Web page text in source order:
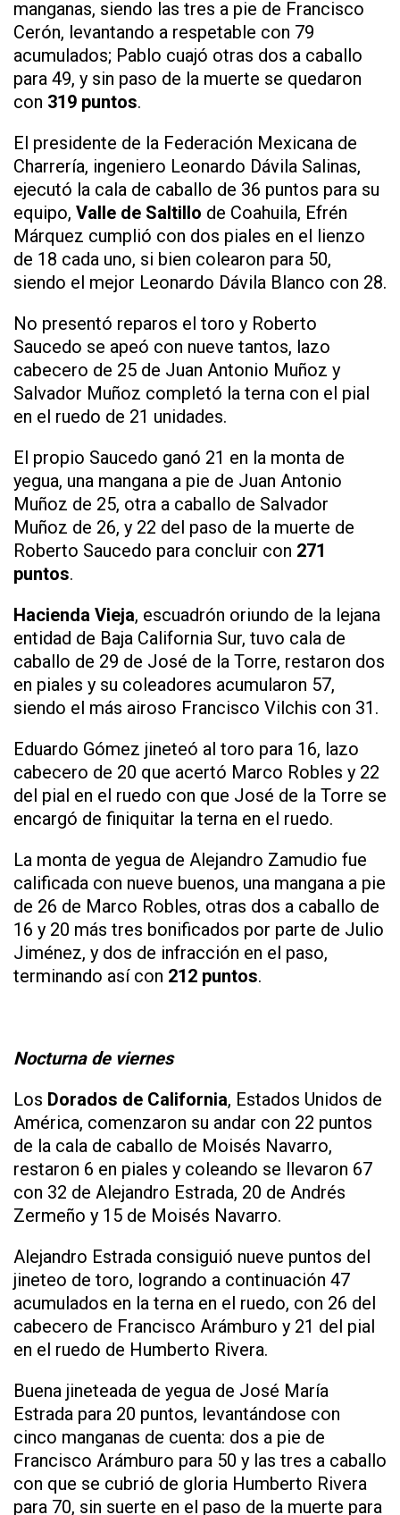
manganas, siendo las tres a pie de Francisco
Cerón, levantando a respetable con 79
acumulados; Pablo cuajó otras dos a caballo
para 49, y sin paso de la muerte se quedaron
con 319 puntos.
El presidente de la Federación Mexicana de
Charrería, ingeniero Leonardo Dávila Salinas,
ejecutó la cala de caballo de 36 puntos para su
equipo, Valle de Saltillo de Coahuila, Efrén
Márquez cumplió con dos piales en el lienzo
de 18 cada uno, si bien colearon para 50,
siendo el mejor Leonardo Dávila Blanco con 28.
No presentó reparos el toro y Roberto
Saucedo se apeó con nueve tantos, lazo
cabecero de 25 de Juan Antonio Muñoz y
Salvador Muñoz completó la terna con el pial
en el ruedo de 21 unidades.
El propio Saucedo ganó 21 en la monta de
yegua, una mangana a pie de Juan Antonio
Muñoz de 25, otra a caballo de Salvador
Muñoz de 26, y 22 del paso de la muerte de
Roberto Saucedo para concluir con 271
puntos.
Hacienda Vieja, escuadrón oriundo de la lejana
entidad de Baja California Sur, tuvo cala de
caballo de 29 de José de la Torre, restaron dos
en piales y su coleadores acumularon 57,
siendo el más airoso Francisco Vilchis con 31.
Eduardo Gómez jineteó al toro para 16, lazo
cabecero de 20 que acertó Marco Robles y 22
del pial en el ruedo con que José de la Torre se
encargó de finiquitar la terna en el ruedo.
La monta de yegua de Alejandro Zamudio fue
calificada con nueve buenos, una mangana a pie
de 26 de Marco Robles, otras dos a caballo de
16 y 20 más tres bonificados por parte de Julio
Jiménez, y dos de infracción en el paso,
terminando así con 212 puntos.
Nocturna de viernes
Los Dorados de California, Estados Unidos de
América, comenzaron su andar con 22 puntos
de la cala de caballo de Moisés Navarro,
restaron 6 en piales y coleando se llevaron 67
con 32 de Alejandro Estrada, 20 de Andrés
Zermeño y 15 de Moisés Navarro.
Alejandro Estrada consiguió nueve puntos del
jineteo de toro, logrando a continuación 47
acumulados en la terna en el ruedo, con 26 del
cabecero de Francisco Arámburo y 21 del pial
en el ruedo de Humberto Rivera.
Buena jineteada de yegua de José María
Estrada para 20 puntos, levantándose con
cinco manganas de cuenta: dos a pie de
Francisco Arámburo para 50 y las tres a caballo
con que se cubrió de gloria Humberto Rivera
para 70, sin suerte en el paso de la muerte para